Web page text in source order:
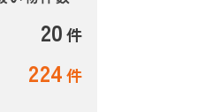
20件
224件